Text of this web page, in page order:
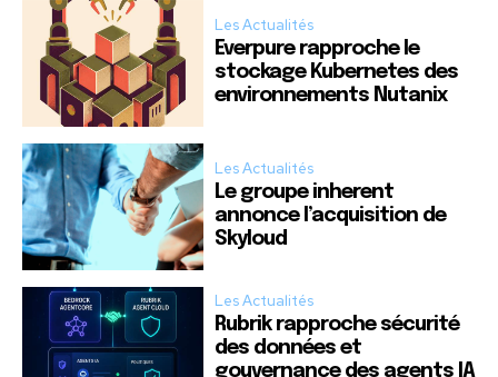
Les Actualités
Everpure rapproche le
stockage Kubernetes des
environnements Nutanix
Les Actualités
Le groupe inherent
annonce l’acquisition de
Skyloud
Les Actualités
Rubrik rapproche sécurité
des données et
gouvernance des agents IA